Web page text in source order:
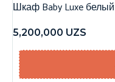
Шкаф Baby Luxe белый
5,200,000 UZS